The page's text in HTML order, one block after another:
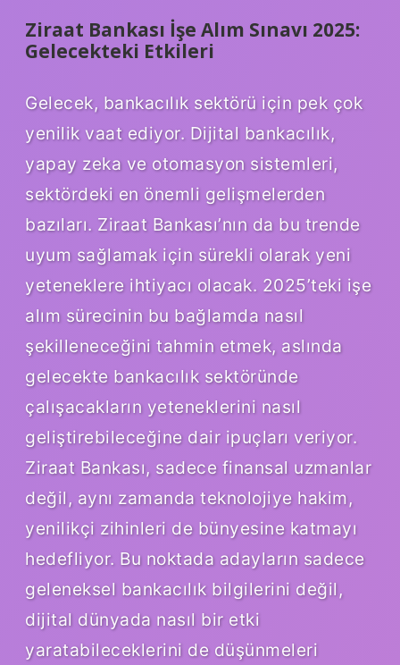
Ziraat Bankası İşe Alım Sınavı 2025:
Gelecekteki Etkileri
Gelecek, bankacılık sektörü için pek çok
yenilik vaat ediyor. Dijital bankacılık,
yapay zeka ve otomasyon sistemleri,
sektördeki en önemli gelişmelerden
bazıları. Ziraat Bankası’nın da bu trende
uyum sağlamak için sürekli olarak yeni
yeteneklere ihtiyacı olacak. 2025’teki işe
alım sürecinin bu bağlamda nasıl
şekilleneceğini tahmin etmek, aslında
gelecekte bankacılık sektöründe
çalışacakların yeteneklerini nasıl
geliştirebileceğine dair ipuçları veriyor.
Ziraat Bankası, sadece finansal uzmanlar
değil, aynı zamanda teknolojiye hakim,
yenilikçi zihinleri de bünyesine katmayı
hedefliyor. Bu noktada adayların sadece
geleneksel bankacılık bilgilerini değil,
dijital dünyada nasıl bir etki
yaratabileceklerini de düşünmeleri